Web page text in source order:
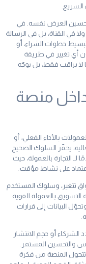
تحسين العرض نفسه. في
في القناة، بل في الرسالة
خطوات الشراء، أو
أي تغيير في طريقة
لا يراقب فقط، بل يوجّه
داخل منصة
بالأداء الفعلي، أو
يحفّز السلوك الصحيح
التجارة بالعمولة، حيث
على نشاط مؤقت.
تتغير، وسلوك المستخدم
التسويق بالعمولة القوية
البيانات إلى قرارات
الشركاء أو حجم الانتشار
والتحسين المستمر.
تتحول المنصة من فكرة